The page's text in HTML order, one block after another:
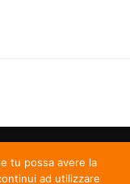
tu possa avere la
ad utilizzare